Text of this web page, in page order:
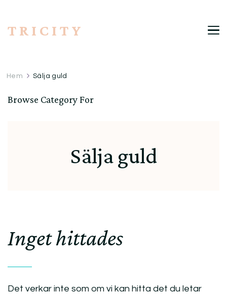
T R I C I T Y
Hem Sälja guld
Browse Category For
Sälja guld
Inget hittades
Det verkar inte som om vi kan hitta det du letar